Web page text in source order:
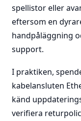
spellistor eller
eftersom en
handpåläggning
support.
I praktiken,
kabelansluten
känd
verifiera